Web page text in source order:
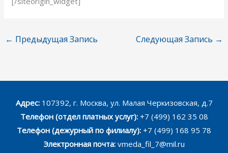
← Предыдущая Запись Следующая Запись →
Адрес:107392, г. Москва, ул. Малая Черкизовская, д.7
Телефон (отдел платных услуг):+7 (499) 162 35 08
Телефон (дежурный по филиалу): +7 (499) 168 95 78
Электронная почта: vmeda_fil_7@mil.ru